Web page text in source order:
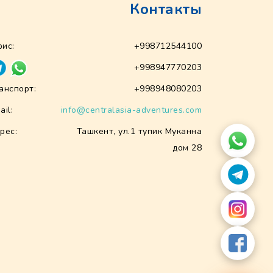
Контакты
+998712544100
+998947770203
+998948080203
info@centralasia-adventures.com
Ташкент, ул.1 тупик Муканна
дом 28